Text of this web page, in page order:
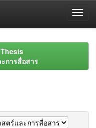
การสื่อสาร